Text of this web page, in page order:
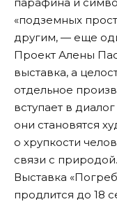
«подземных
другим, — еще
Проект Алены
выставка, а
отдельное
вступает в
они становятся
о хрупкости
связи с природой.
Выставка
продлится до 18